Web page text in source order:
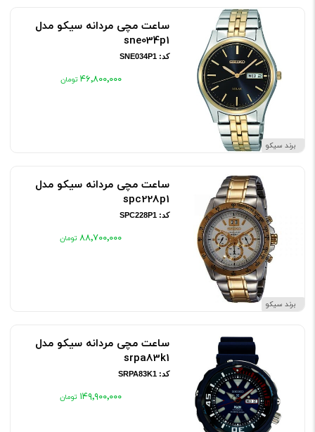
برند سیکو
ساعت مچی مردانه سیکو مدل
sne034p1
کد: SNE034P1
۴۶٬۸۰۰٬۰۰۰
برند سیکو
ساعت مچی مردانه سیکو مدل
spc228p1
کد: SPC228P1
۸۸٬۷۰۰٬۰۰۰
ساعت مچی مردانه سیکو مدل
srpa83k1
کد: SRPA83K1
۱۴۹٬۹۰۰٬۰۰۰